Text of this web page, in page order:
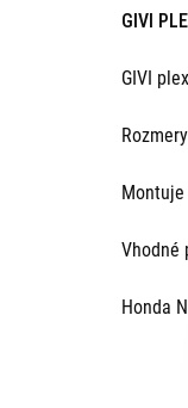
GIVI
GIVI
Vhodné
Honda